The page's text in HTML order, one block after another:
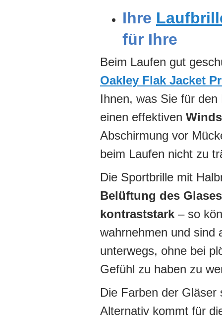
Ihre
für Ihre
Beim Laufen gut
Oakley Flak Jacket
Ihnen, was Sie für
einen effektiven
Abschirmung vor
beim Laufen nicht zu
Die Sportbrille mit
Belüftung des Glases
kontraststark – so
wahrnehmen und sind
unterwegs, ohne bei
Gefühl zu haben zu
Die Farben der
Alternativ kommt für